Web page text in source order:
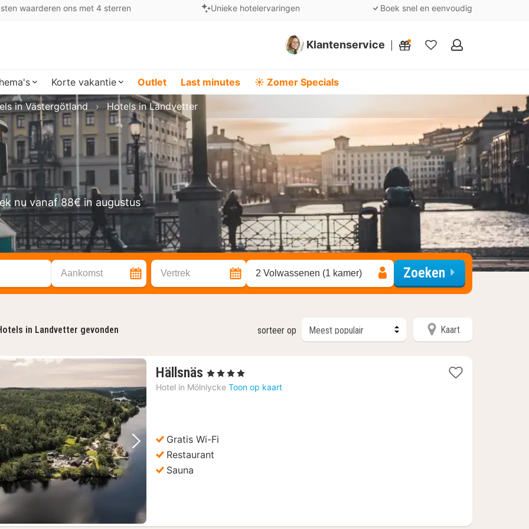
waarderen ons met 4 sterren Unieke hotelervaringen Boek snel en eenvoudig
Klantenservice
Mijn
Korte vakantie Outlet Last minutes ☀️ Zomer Specials
nu vanaf 88€ in augustus
in Västergötland Hotels in Landvetter
Aankomst Vertrek 2 Volwassenen (1 kamer) Zoeken
in Landvetter gevonden sorteer op Kaart
Vorige foto Volgende foto
Hällsnäs 1
nacht
, 4 Sterren
Hotel in Mölnlycke Toon op kaart
Gratis Wi-Fi
Restaurant
Sauna